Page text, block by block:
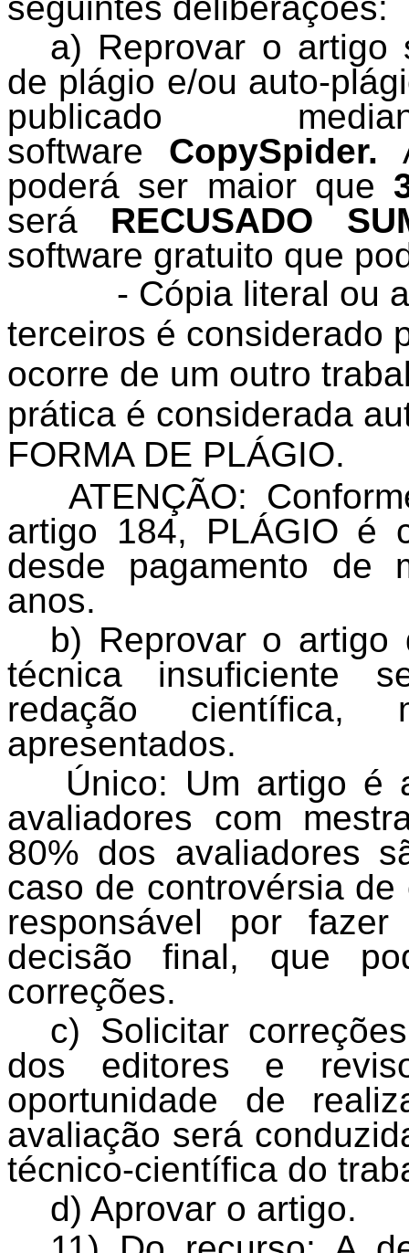
a) Reprovar o
de plágio e/ou auto-
publicado
software CopySpider.
poderá ser maior que
será RECUSADO
software gratuito que
- Cópia literal ou
terceiros é considerado
ocorre de um outro
prática é considerada
FORMA DE PLÁGIO.
ATENÇÃO:
artigo 184, PLÁGIO é
desde pagamento de
anos.
b) Reprovar o artigo
técnica insuficiente
redação científica,
apresentados.
Único: Um artigo é
avaliadores com
80% dos avaliadores
caso de controvérsia
responsável por
decisão final, que
correções.
c) Solicitar
dos editores e
oportunidade de
avaliação será
técnico-científica do
d) Aprovar o artigo.